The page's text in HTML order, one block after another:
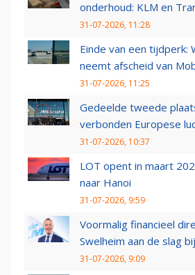
onderhoud: KLM en
31-07-2026, 11:28
Einde van een tijdperk:
neemt afscheid van
31-07-2026, 11:25
Gedeelde tweede
verbonden Europese
31-07-2026, 10:37
LOT opent in maart
naar Hanoi
31-07-2026, 9:59
Voormalig financieel
Swelheim aan de slag
31-07-2026, 9:09